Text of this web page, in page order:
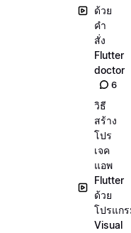
ด้วย
คำ
สั่ง
Flutter
doctor
6
วิธี
สร้าง
โปร
เจค
แอพ
Flutter
ด้วย
โปรแก
Visual